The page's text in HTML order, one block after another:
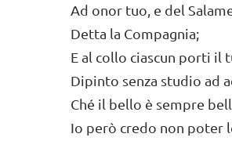
Ad onor tuo, e del
Detta la Compagnia;
E al collo ciascun porti il
Dipinto senza studio ad
Ché il bello è sempre
Io però credo non poter